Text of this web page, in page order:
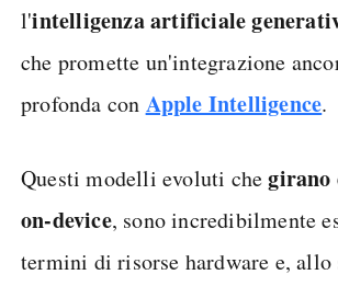
l'intelligenza artificiale
che promette un'integrazione
profonda con Apple Intelligence.
Questi modelli evoluti chegirano
on-device, sono incredibilmente
termini di risorse hardware e, allo